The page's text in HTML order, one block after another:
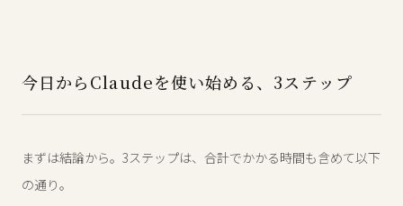
今日からClaudeを使い始める、3ステップ
まずは結論から。3ステップは、合計でかかる時間も含めて以下
の通り。